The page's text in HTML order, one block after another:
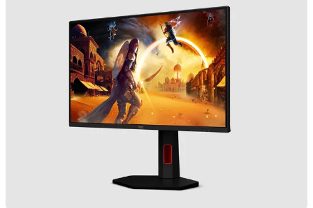
даже ошеломила композитора игры Гранта Киркхоупа,
который узнал об этом моменте от фанатов в сети.